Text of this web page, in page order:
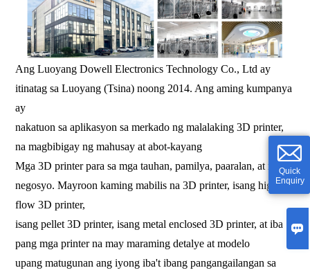

Quick
Enquiry
Ang Luoyang Dowell Electronics Technology Co., Ltd ay
itinatag sa Luoyang (Tsina) noong 2014. Ang aming kumpanya
ay
nakatuon sa aplikasyon sa merkado ng malalaking 3D printer,
na magbibigay ng mahusay at abot-kayang
Mga 3D printer para sa mga tauhan, pamilya, paaralan, at mga
negosyo. Mayroon kaming mabilis na 3D printer, isang high-
flow 3D printer,
isang pellet 3D printer, isang metal enclosed 3D printer, at iba
pang mga printer na may maraming detalye at modelo
upang matugunan ang iyong iba't ibang pangangailangan sa